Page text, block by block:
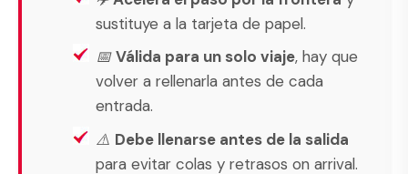
sustituye a la tarjeta de papel.
📅Válida para un solo viaje, hay que
volver a rellenarla antes de cada
entrada.
⚠️ Debe llenarse antes de la salida
para evitar colas y retrasos on arrival.